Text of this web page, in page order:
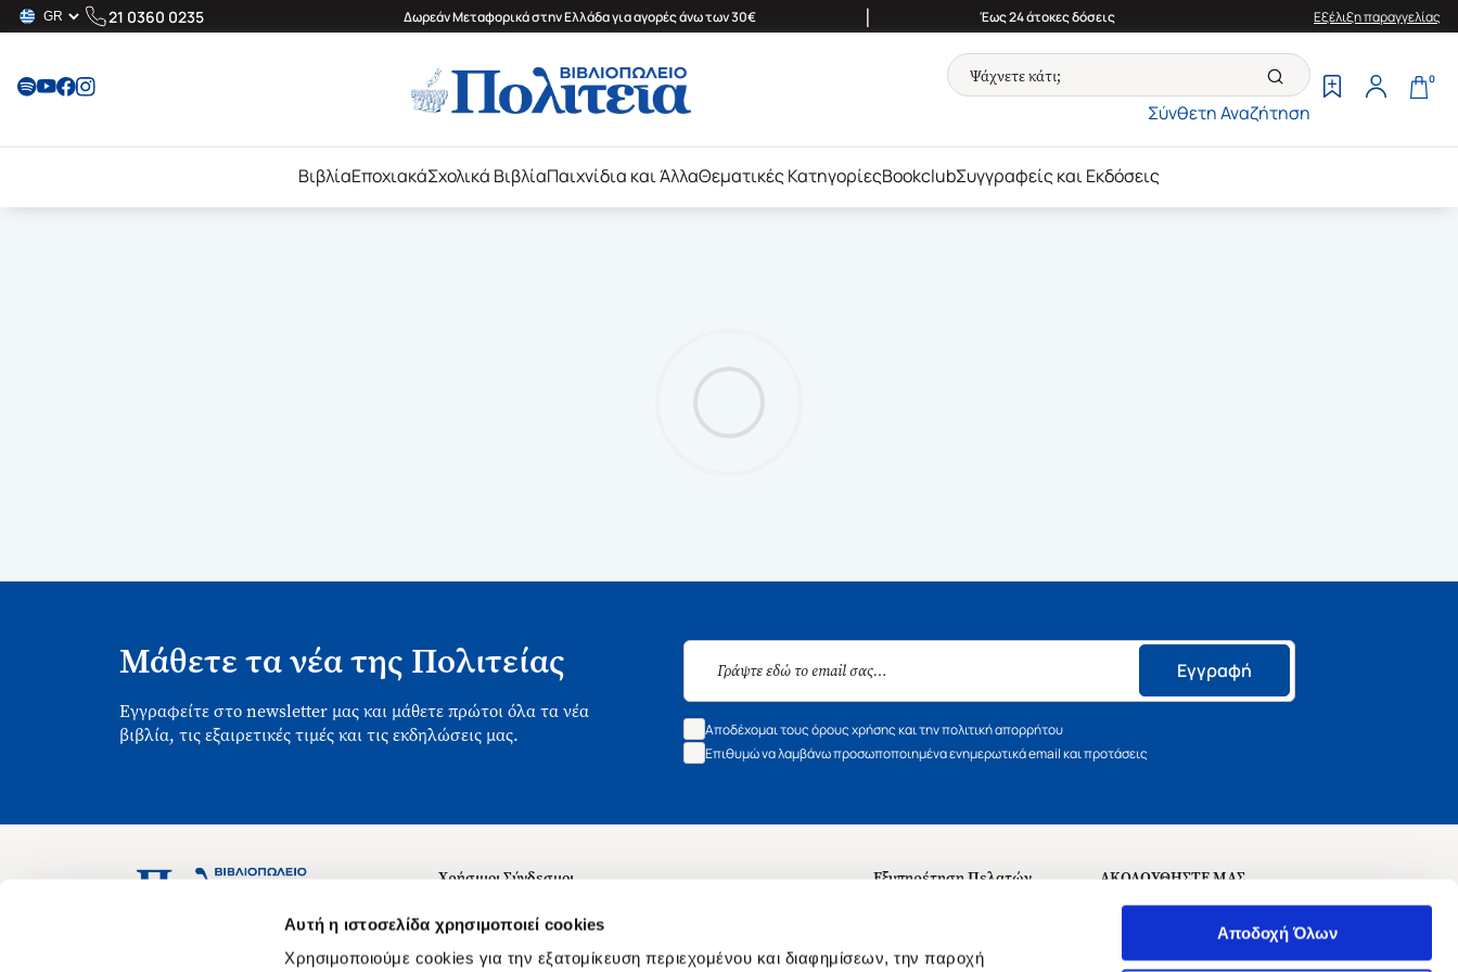
Αυτή η ιστοσελίδα χρησιμοποιεί cookies
Χρησιμοποιούμε cookies για την εξατομίκευση περιεχομένου και διαφημίσεων, την παροχή
Αποδοχή Όλων
21 0360 0235 Δωρεάν Μεταφορικά στην Ελλάδα για αγορές άνω των 30€ | Έως 24 άτοκες δόσεις Εξέλιξη παραγγελίας
Σύνθετη Αναζήτηση
0
ΒιβλίαΕποχιακάΣχολικά ΒιβλίαΠαιχνίδια και ΆλλαΘεματικές ΚατηγορίεςBookclubΣυγγραφείς και Εκδόσεις
Μάθετε τα νέα της Πολιτείας
Εγγραφείτε στο newsletter μας και μάθετε πρώτοι όλα τα νέα
βιβλία, τις εξαιρετικές τιμές και τις εκδηλώσεις μας.
Εγγραφή
Αποδέχομαι τους όρους χρήσης και την πολιτική απορρήτου
Επιθυμώ να λαμβάνω προσωποποιημένα ενημερωτικά email και προτάσεις
Ασκληπιού 1-3, Αθήνα 106 79
Χρήσιμοι Σύνδεσμοι
Σχετικά με εμάς
Θέσεις Εργασίας
Εξυπηρέτηση Πελατών
ΑΚΟΛΟΥΘΗΣΤΕ ΜΑΣ